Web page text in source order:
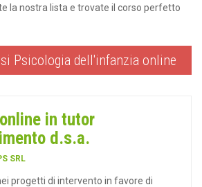
la nostra lista e trovate il corso perfetto
Psicologia dell'infanzia online
in tutor
d.s.a.
SRL
progetti di intervento in favore di